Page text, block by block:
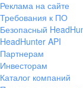
Реклама на сайте
Требования к ПО
Безопасный
HeadHunter API
Партнерам
Инвесторам
Каталог компаний